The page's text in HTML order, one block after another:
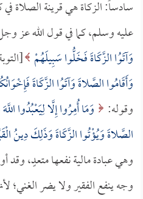
سادساً: الزكاة هي قرينة الصلاة
عليه وسلم، كما في قول الله عز
وَآتَوُا الزَّكَاةَ فَخَلُّوا سَبِيلَهُمْ [التوبة:5]،
وَأَقَامُوا الصَّلاةَ وَآتَوُا الزَّكَاةَ
وقوله:
وَمَا أُمِرُوا إِلَّا لِيَعْبُدُوا
الصَّلاةَ وَيُؤْتُوا الزَّكَاةَ وَذَلِكَ دِينُ
وهي عبادة مالية نفعها متعدٍ، وقد
وجه ينفع الفقير ولا يضر الغني؛